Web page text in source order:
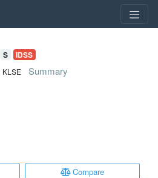
S IDSS
KLSE
Summary
Compare